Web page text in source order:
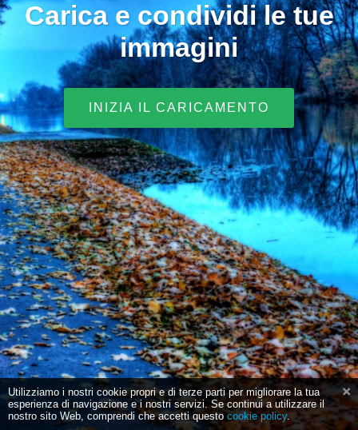
Carica e condividi le tue
immagini
INIZIA IL CARICAMENTO
Utilizziamo i nostri cookie propri e di terze parti per migliorare la tua
esperienza di navigazione e i nostri servizi. Se continui a utilizzare il
nostro sito Web, comprendi che accetti questocookie policy.